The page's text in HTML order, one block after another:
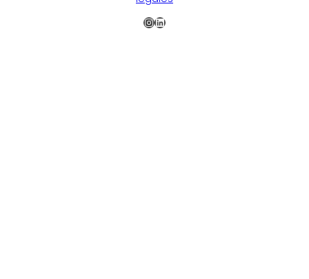
Instagram
LinkedIn